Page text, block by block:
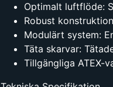
Optimalt luftflöde:
Robust
Modulärt system:
Täta skarvar:
Tillgängliga ATEX-